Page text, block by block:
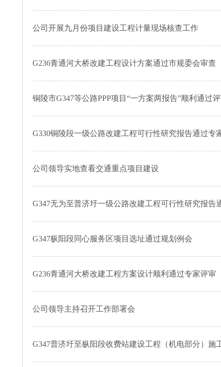
公司开展九月份项目建设工程计量现场核查工作
G236青通河大桥改建工程设计方案通过市规委会审查
铜陵市G347等公路PPP项目“一方案两报告”顺利通过
G330铜陵段一级公路改建工程可行性研究报告通过专
公司领导实地查看交通重点项目建设
G347无为至普济圩一级公路改建工程可行性研究报告
G347枞阳段同心服务区项目选址通过规划例会
G236青通河大桥改建工程方案设计顺利通过专家评审
公司领导主持召开工作部署会
G347普济圩至枞阳段收费站建设工程（机电部分）施